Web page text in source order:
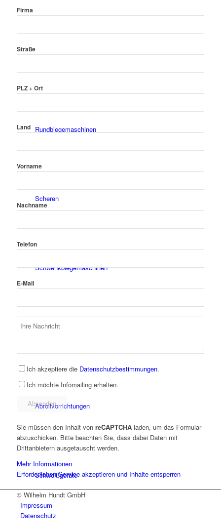
Rundbiegemaschinen
Scheren
Schwenkbiegemaschinen
Abrollvorrichtungen
Schweißgeräte
Firma
Straße
PLZ + Ort
Land
Vorname
Nachname
Telefon
E-Mail
Ich akzeptiere die Datenschutzbestimmungen.
Ich möchte Infomailing erhalten.
Sie müssen den Inhalt von reCAPTCHAladen, um das Formular
abzuschicken. Bitte beachten Sie, dass dabei Daten mit
Drittanbietern ausgetauscht werden.
Mehr Informationen
Erforderlichen Service akzeptieren und Inhalte entsperren
© Wilhelm Hundt GmbH
Impressum
Datenschutz